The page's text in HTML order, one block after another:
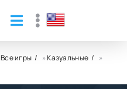
Все игры »Казуальные
»